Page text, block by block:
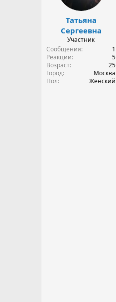
Татьяна
Сергеевна
Участник
Сообщения
1
Реакции
5
Возраст
25
Город
Москва
Пол
Женский